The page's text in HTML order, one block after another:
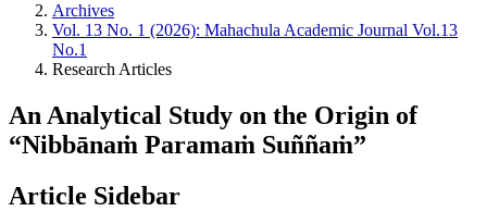
Archives
Vol. 13 No. 1 (2026): Mahachula Academic Journal Vol.13
No.1
Research Articles
An Analytical Study on the Origin of
“Nibbānaṁ Paramaṁ Suññaṁ”
Article Sidebar